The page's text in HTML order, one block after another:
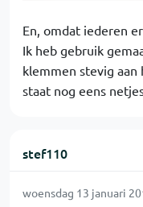
En, omdat iederen
Ik heb gebruik
klemmen stevig
staat nog eens
stef110
woensdag 13 januari